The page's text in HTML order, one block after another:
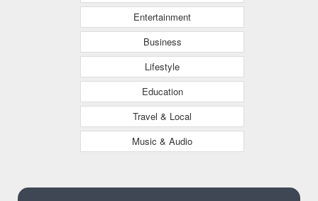
Entertainment
Business
Lifestyle
Education
Travel & Local
Music & Audio